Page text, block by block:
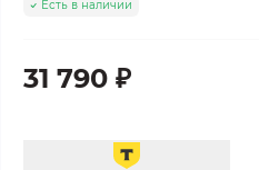
Есть в наличии
31 790 ₽